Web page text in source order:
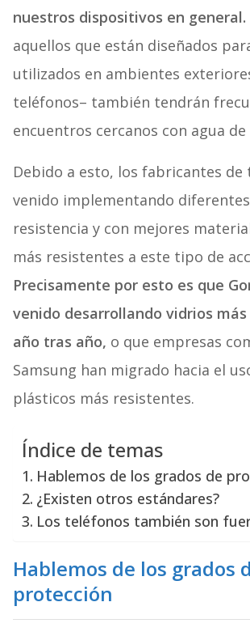
nuestros dispositivos en general.
aquellos que están diseñados
utilizados en ambientes
teléfonos– también tendrán
encuentros cercanos con agua de
Debido a esto, los fabricantes de
venido implementando
resistencia y con mejores
más resistentes a este tipo de
Precisamente por esto es que
venido desarrollando vidrios
año tras año, o que empresas
Samsung han migrado hacia el
plásticos más resistentes.
Índice de temas
Hablemos de los grados de
¿Existen otros estándares?
Los teléfonos también son
Hablemos de los grados
protección